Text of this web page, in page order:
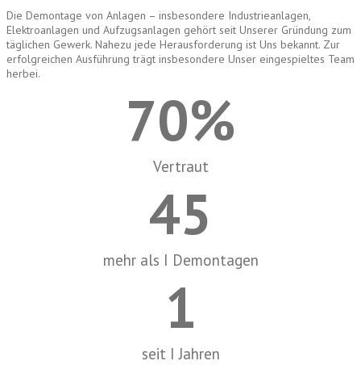
Die Demontage von Anlagen – insbesondere Industrieanlagen,
Elektroanlagen und Aufzugsanlagen gehört seit Unserer Gründung zum
täglichen Gewerk. Nahezu jede Herausforderung ist Uns bekannt. Zur
erfolgreichen Ausführung trägt insbesondere Unser eingespieltes Team
herbei.
70%
Vertraut
45
mehr als I Demontagen
1
seit I Jahren